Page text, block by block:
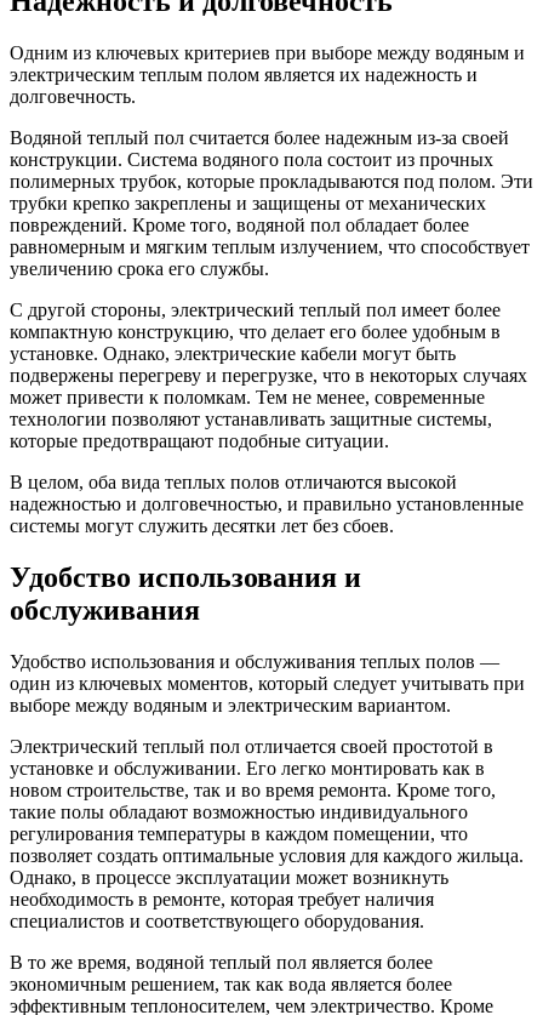
Одним из ключевых критериев при выборе между водяным и
электрическим теплым полом является их надежность и
долговечность.
Водяной теплый пол считается более надежным из-за своей
конструкции. Система водяного пола состоит из прочных
полимерных трубок, которые прокладываются под полом. Эти
трубки крепко закреплены и защищены от механических
повреждений. Кроме того, водяной пол обладает более
равномерным и мягким теплым излучением, что способствует
увеличению срока его службы.
С другой стороны, электрический теплый пол имеет более
компактную конструкцию, что делает его более удобным в
установке. Однако, электрические кабели могут быть
подвержены перегреву и перегрузке, что в некоторых случаях
может привести к поломкам. Тем не менее, современные
технологии позволяют устанавливать защитные системы,
которые предотвращают подобные ситуации.
В целом, оба вида теплых полов отличаются высокой
надежностью и долговечностью, и правильно установленные
системы могут служить десятки лет без сбоев.
Удобство использования и
обслуживания
Удобство использования и обслуживания теплых полов —
один из ключевых моментов, который следует учитывать при
выборе между водяным и электрическим вариантом.
Электрический теплый пол отличается своей простотой в
установке и обслуживании. Его легко монтировать как в
новом строительстве, так и во время ремонта. Кроме того,
такие полы обладают возможностью индивидуального
регулирования температуры в каждом помещении, что
позволяет создать оптимальные условия для каждого жильца.
Однако, в процессе эксплуатации может возникнуть
необходимость в ремонте, которая требует наличия
специалистов и соответствующего оборудования.
В то же время, водяной теплый пол является более
экономичным решением, так как вода является более
эффективным теплоносителем, чем электричество. Кроме